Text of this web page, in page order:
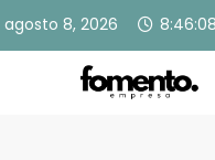
agosto 8, 2026